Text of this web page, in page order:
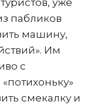
пабликов
машину,
Им
с
смекалку и